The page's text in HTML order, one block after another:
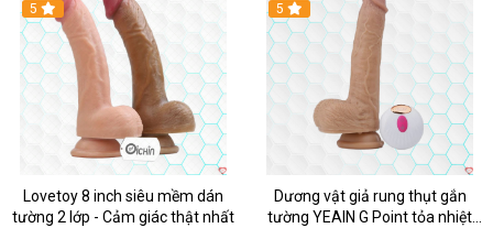
Hot
5
Lovetoy 8 inch siêu mềm dán
tường 2 lớp - Cảm giác thật nhất
5
Dương vật giả rung thụt gắn
tường YEAIN G Point tỏa nhiệt